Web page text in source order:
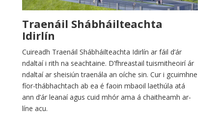
Traenáil Shábháilteachta
Idirlín
Cuireadh Traenáil Shábháilteachta Idirlín ar fáil d’ár
ndaltaí i rith na seachtaine. D’fhreastail tuismitheoirí ár
ndaltaí ar sheisiún traenála an oíche sin. Cur i gcuimhne
fíor-thábhachtach ab ea é faoin mbaoil laethúla atá
ann d’ár leanaí agus cuid mhór ama á chaitheamh ar-
líne acu.